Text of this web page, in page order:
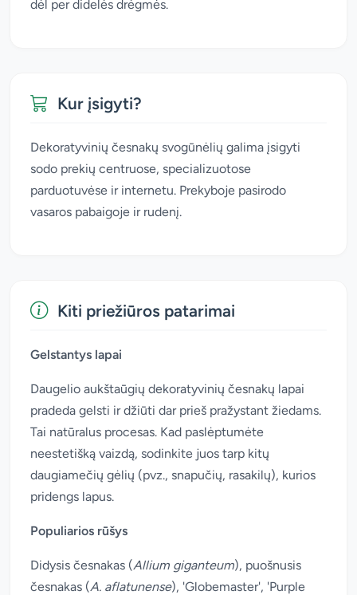
dėl per didelės drėgmės.
Kur įsigyti?
Dekoratyvinių česnakų svogūnėlių galima įsigyti
sodo prekių centruose, specializuotose
parduotuvėse ir internetu. Prekyboje pasirodo
vasaros pabaigoje ir rudenį.
Kiti priežiūros patarimai
Gelstantys lapai
Daugelio aukštaūgių dekoratyvinių česnakų lapai
pradeda gelsti ir džiūti dar prieš pražystant žiedams.
Tai natūralus procesas. Kad paslėptumėte
neestetišką vaizdą, sodinkite juos tarp kitų
daugiamečių gėlių (pvz., snapučių, rasakilų), kurios
pridengs lapus.
Populiarios rūšys
Didysis česnakas (Allium giganteum), puošnusis
česnakas (A. aflatunense), 'Globemaster', 'Purple